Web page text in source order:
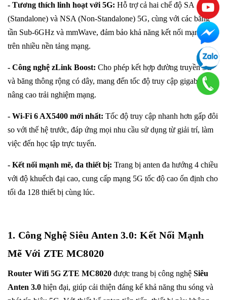
- Tương thích linh hoạt với 5G: Hỗ trợ cả hai chế độ SA
(Standalone) và NSA (Non-Standalone) 5G, cùng với các băng
tần Sub-6GHz và mmWave, đảm bảo khả năng kết nối mạnh mẽ
trên nhiều nền tảng mạng.
- Công nghệ zLink Boost: Cho phép kết hợp đường truyền 5G
và băng thông rộng có dây, mang đến tốc độ truy cập gigabit kép,
nâng cao trải nghiệm mạng.
- Wi-Fi 6 AX5400 mới nhất: Tốc độ truy cập nhanh hơn gấp đôi
so với thế hệ trước, đáp ứng mọi nhu cầu sử dụng từ giải trí, làm
việc đến học tập trực tuyến.
- Kết nối mạnh mẽ, đa thiết bị: Trang bị anten đa hướng 4 chiều
với độ khuếch đại cao, cung cấp mạng 5G tốc độ cao ổn định cho
tối đa 128 thiết bị cùng lúc.
1. Công Nghệ Siêu Anten 3.0: Kết Nối Mạnh
Mẽ Với ZTE MC8020
Router Wifi 5G ZTE MC8020 được trang bị công nghệ Siêu
Anten 3.0 hiện đại, giúp cải thiện đáng kể khả năng thu sóng và